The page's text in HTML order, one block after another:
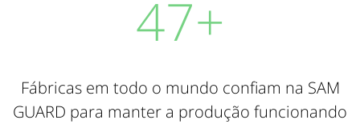
50+
Fábricas em todo o mundo confiam na SAM
GUARD para manter a produção funcionando